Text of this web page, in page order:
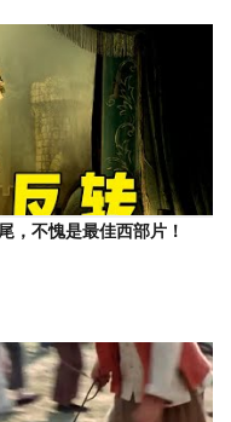
，不愧是最佳西部片！